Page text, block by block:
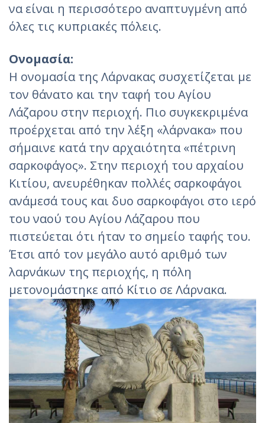
να είναι η περισσότερο αναπτυγμένη από
όλες τις κυπριακές πόλεις.
Ονομασία:
Η ονομασία της Λάρνακας συσχετίζεται με
τον θάνατο και την ταφή του Αγίου
Λάζαρου στην περιοχή. Πιο συγκεκριμένα
προέρχεται από την λέξη «λάρνακα» που
σήμαινε κατά την αρχαιότητα «πέτρινη
σαρκοφάγος». Στην περιοχή του αρχαίου
Κιτίου, ανευρέθηκαν πολλές σαρκοφάγοι
ανάμεσά τους και δυο σαρκοφάγοι στο ιερό
του ναού του Αγίου Λάζαρου που
πιστεύεται ότι ήταν το σημείο ταφής του.
Έτσι από τον μεγάλο αυτό αριθμό των
λαρνάκων της περιοχής, η πόλη
μετονομάστηκε από Κίτιο σε Λάρνακα.